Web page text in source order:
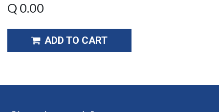
Q 0.00
ADD TO CART